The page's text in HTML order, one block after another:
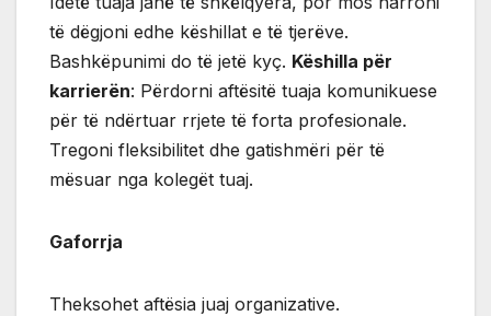
të dëgjoni edhe këshillat e të tjerëve.
Bashkëpunimi do të jetë kyç. Këshilla për
karrierën: Përdorni aftësitë tuaja komunikuese
për të ndërtuar rrjete të forta profesionale.
Tregoni fleksibilitet dhe gatishmëri për të
mësuar nga kolegët tuaj.
Gaforrja
Theksohet aftësia juaj organizative.